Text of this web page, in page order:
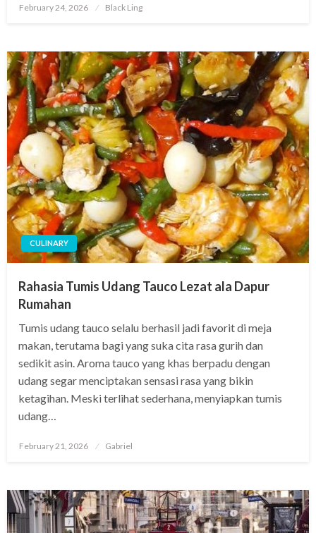
Posted
February 24, 2026 Black Ling
CULINARY
Rahasia Tumis Udang Tauco Lezat ala Dapur
Rumahan
Tumis udang tauco selalu berhasil jadi favorit di meja
makan, terutama bagi yang suka cita rasa gurih dan
sedikit asin. Aroma tauco yang khas berpadu dengan
udang segar menciptakan sensasi rasa yang bikin
ketagihan. Meski terlihat sederhana, menyiapkan tumis
udang…
Posted
February 21, 2026 Gabriel